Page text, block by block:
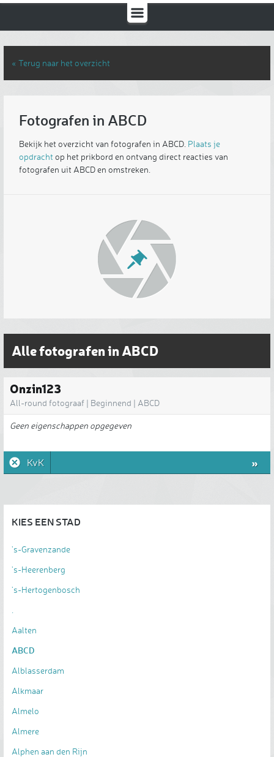
« Terug naar het overzicht
Fotografen in ABCD
Bekijk het overzicht van fotografen in ABCD. Plaats je
opdracht op het prikbord en ontvang direct reacties van
fotografen uit ABCD en omstreken.
Alle fotografen in ABCD
Onzin123
All-round fotograaf | Beginnend | ABCD
Geen eigenschappen opgegeven
KvK »
KIES EEN STAD
's-Gravenzande
's-Heerenberg
's-Hertogenbosch
Aalten
ABCD
Alblasserdam
Alkmaar
Almelo
Almere
Alphen aan den Rijn